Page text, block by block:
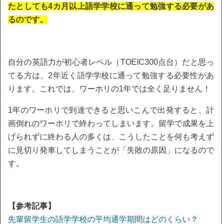
たとしても4カ月以上語学学校に通って勉強する必要があ
るのです。
自分の英語力が初心者レベル（TOEIC300点台）だと思っ
てる方は、2年近く語学学校に通って勉強する必要性があ
ります。これでは、ワーホリの1年では全く足りません！
1年のワーホリで到達できると思いこんで出発すると、計
画倒れのワーホリで終わってしまいます。留学で成果を上
げられずに終わる人の多くは、こうしたことを何も考えず
に見切り発車してしまうことが「失敗の原因」になるので
す。
【参考記事】
先輩留学生の語学学校の平均通学期間はどのくらい？